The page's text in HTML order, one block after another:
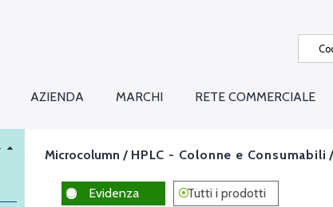
AZIENDA MARCHI RETE COMMERCIALE
Microcolumn / HPLC - Colonne e Consumabili /
Evidenza Tutti i prodotti